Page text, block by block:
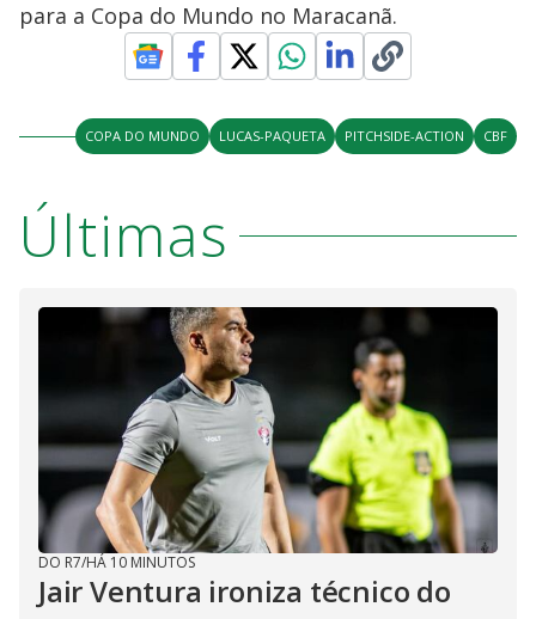
para a Copa do Mundo no Maracanã.
COPA DO MUNDO LUCAS-PAQUETA PITCHSIDE-ACTION CBF
Últimas
DO R7/HÁ 10 MINUTOS
Jair Ventura ironiza técnico do